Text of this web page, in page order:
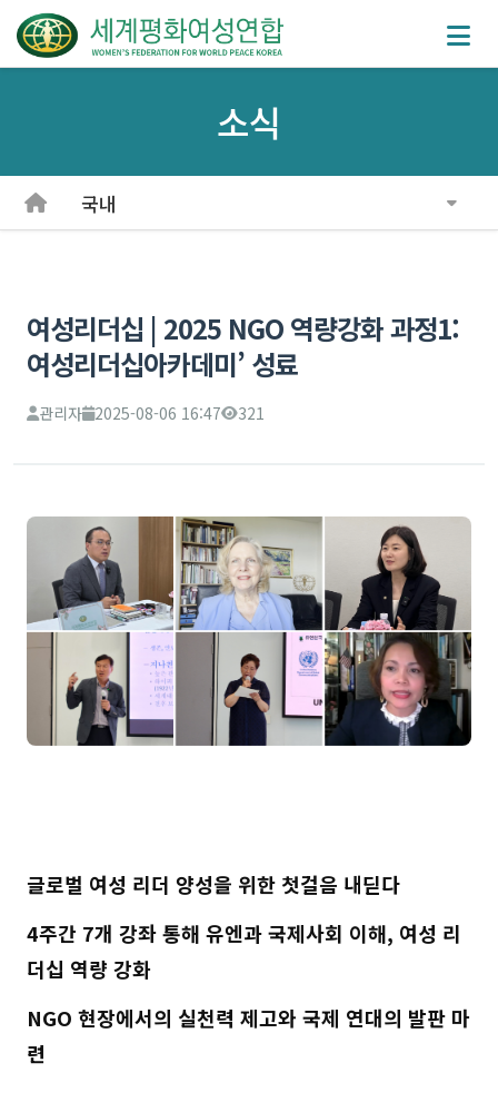
소식
국내
여성리더십 | 2025 NGO 역량강화 과정1:
여성리더십아카데미’ 성료
관리자 2025-08-06 16:47 321
글로벌 여성 리더 양성을 위한 첫걸음 내딛다
4주간 7개 강좌 통해 유엔과 국제사회 이해, 여성 리
더십 역량 강화
NGO 현장에서의 실천력 제고와 국제 연대의 발판 마
련